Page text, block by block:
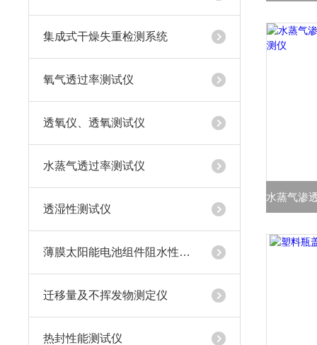
集成式干燥失重检测系统
氧气透过率测试仪
透氧仪、透氧测试仪
水蒸气透过率测试仪
透湿性测试仪
薄膜太阳能电池组件阻水性测试仪
迁移量及不挥发物测定仪
热封性能测试仪